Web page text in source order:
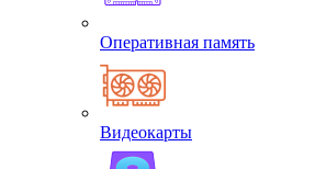
Оперативная память
Видеокарты